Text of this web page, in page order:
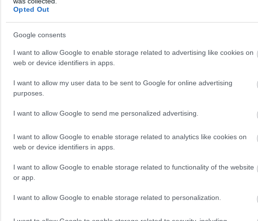
Opted Out
Google consents
I want to allow Google to enable storage related to advertising like cookies on
web or device identifiers in apps.
I want to allow my user data to be sent to Google for online advertising
purposes.
I want to allow Google to send me personalized advertising.
I want to allow Google to enable storage related to analytics like cookies on
web or device identifiers in apps.
I want to allow Google to enable storage related to functionality of the website
or app.
I want to allow Google to enable storage related to personalization.